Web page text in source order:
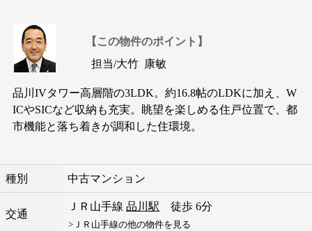
【この物件のポイント】
担当/大竹 康敏
品川IVタワー高層階の3LDK。約16.8帖のLDKに加え、W
ICやSICなど収納も充実。眺望を楽しめる住戸位置で、都
市機能と落ち着きが調和した住環境。
種別 中古マンション
交通
ＪＲ山手線 品川駅 徒歩 6分
>ＪＲ山手線の他の物件を見る